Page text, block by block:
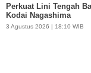
Perkuat Lini Tengah
Kodai Nagashima
3 Agustus 2026 | 18:10 WIB